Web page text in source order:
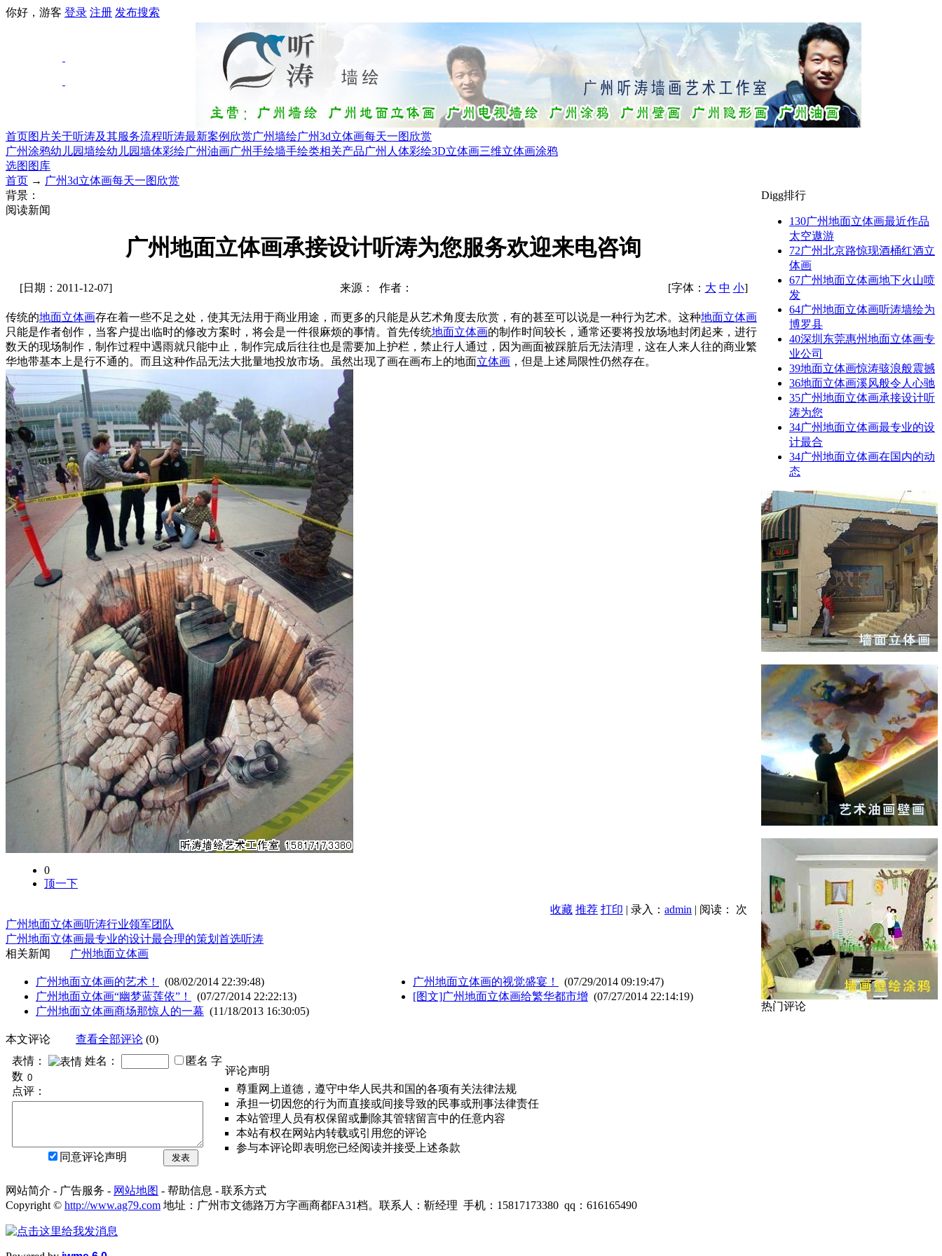
你好，游客 登录 注册 发布搜索
首页图片关于听涛及其服务流程听涛最新案例欣赏广州墙绘广州3d立体画每天一图欣赏
广州涂鸦幼儿园墙绘幼儿园墙体彩绘广州油画广州手绘墙手绘类相关产品广州人体彩绘3D立体画三维立体画涂鸦
选图图库
首页 → 广州3d立体画每天一图欣赏
背景：
阅读新闻
广州地面立体画承接设计听涛为您服务欢迎来电咨询
[日期：2011-12-07] 来源： 作者： [字体： 大 中 小]
传统的地面立体画存在着一些不足之处，使其无法用于商业用途，而更多的只能是从艺术角度去欣赏，有的甚至可以说是一种行为艺术。 这种地面立体画
只能是作者创作，当客户提出临时的修改方案时，将会是一件很麻烦的事情。 首先传统地面立体画的制作时间较长，通常还要将投放场地封闭起来，进行
数天的现场制作，制作过程中遇雨就只能中止，制作完成后往往也是需要加上护栏，禁止行人通过，因为画面被踩脏后无法清理，这在人来人往的商业繁
华地带基本上是行不通的。而且这种作品无法大批量地投放市场。虽然出现了画在画布上的地面立体画 ，但是上述局限性仍然存在。
0
顶一下
收藏 推荐 打印 | 录入： admin | 阅读：
次
广州地面立体画听涛行业领军团队
广州地面立体画最专业的设计最合理的策划首选听涛
相关新闻
广州地面立体画
广州地面立体画的艺术！
(08/02/2014 22:39:48)
广州地面立体画“幽梦蓝莲依”！
(07/27/2014 22:22:13)
广州地面立体画商场那惊人的一幕 (11/18/2013 16:30:05)
广州地面立体画的视觉盛宴！
(07/29/2014 09:19:47)
[图文]广州地面立体画给繁华都市增 (07/27/2014 22:14:19)
本文评论 查看全部评论 (0)
表情：
姓名： 匿名 字
数
点评：
同意评论声明 发表
评论声明
尊重网上道德，遵守中华人民共和国的各项有关法律法规
承担一切因您的行为而直接或间接导致的民事或刑事法律责任
本站管理人员有权保留或删除其管辖留言中的任意内容
本站有权在网站内转载或引用您的评论
参与本评论即表明您已经阅读并接受上述条款
Digg排行
130广州地面立体画最近作品
太空遨游
72广州北京路惊现酒桶红酒立
体画
67广州地面立体画地下火山喷
发
64广州地面立体画听涛墙绘为
博罗县
40深圳东莞惠州地面立体画专
业公司
39地面立体画惊涛骇浪般震撼
36地面立体画溪风般令人心驰
35广州地面立体画承接设计听
涛为您
34广州地面立体画最专业的设
计最合
34广州地面立体画在国内的动
态
热门评论
网站简介 - 广告服务 - 网站地图 - 帮助信息 - 联系方式
Copyright © http://www.ag79.com 地址：广州市文德路万方字画商都FA31档。联系人：靳经理 手机：15817173380 qq：616165490